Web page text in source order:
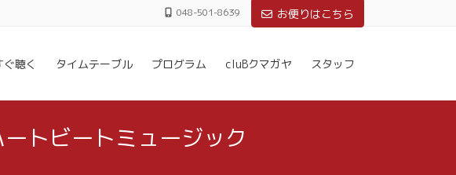
048-501-8639 お便りはこちら
ぐ聴く タイムテーブル プログラム cluBクマガヤ スタッフ
トビートミュージック